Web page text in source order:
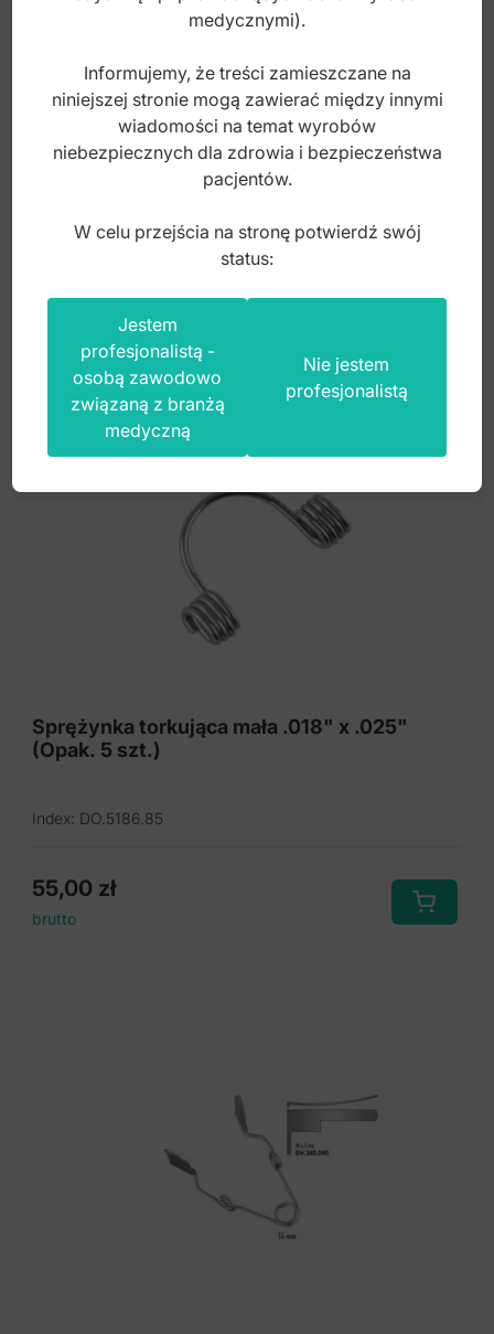
Rozwierak dla psów średni 145mm
brutto
Sprężynka torkująca mała .018" x .025"
(Opak. 5 szt.)
Index: DO.5186.85
55,00 zł
brutto
medycznymi).
Informujemy, że treści zamieszczane na
niniejszej stronie mogą zawierać między innymi
wiadomości na temat wyrobów
niebezpiecznych dla zdrowia i bezpieczeństwa
pacjentów.
W celu przejścia na stronę potwierdź swój
status:
Jestem
profesjonalistą -
osobą zawodowo
związaną z branżą
medyczną
Nie jestem
profesjonalistą